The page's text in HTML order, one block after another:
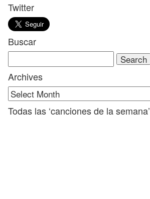
Twitter
Buscar
Search
for:
Archives
Todas las ‘canciones de la semana’